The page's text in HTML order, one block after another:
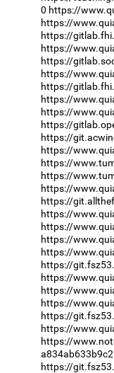
0 https://
https://
https://
https://
https://
https://
https://
https://
https://
https://
https://
https://
https://
https://
https://
https://
https://
https://
https://
https://
https://
https://
https://
https://
https://
https://
https://
https://